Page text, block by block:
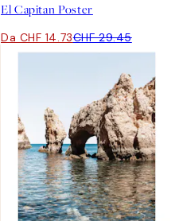
El Capitan Poster
Da CHF 14.73CHF 29.45